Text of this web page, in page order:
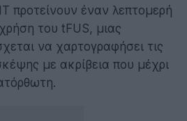
προτείνουν έναν λεπτομερή
του tFUS, μιας
να χαρτογραφήσει τις
με ακρίβεια που μέχρι